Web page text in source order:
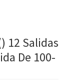
12 Salidas
De 100-